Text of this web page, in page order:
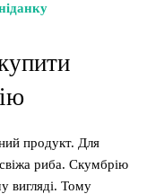
продукт. Для
риба. Скумбрію
вигляді. Тому